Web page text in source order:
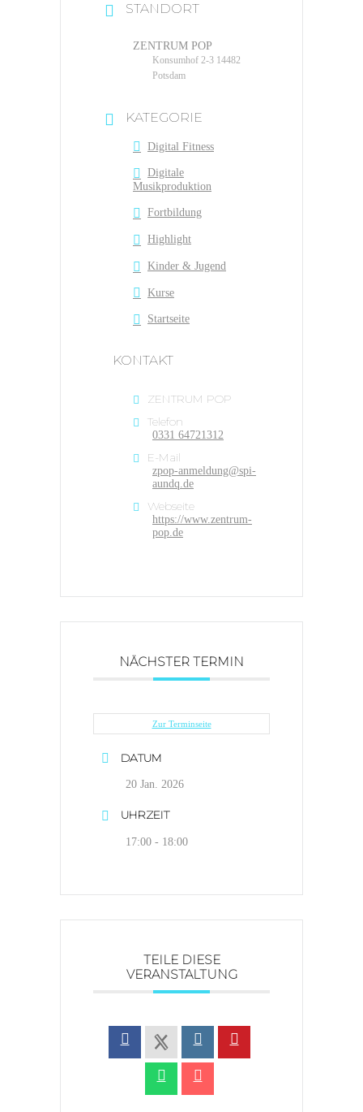
STANDORT
ZENTRUM POP
Konsumhof 2-3 14482
Potsdam
KATEGORIE
Digital Fitness
Digitale
Musikproduktion
Fortbildung
Highlight
Kinder & Jugend
Kurse
Startseite
KONTAKT
ZENTRUM POP
Telefon
0331 64721312
E-Mail
zpop-anmeldung@spi-
aundq.de
Webseite
https://www.zentrum-
pop.de
NÄCHSTER TERMIN
Zur Terminseite
DATUM
20 Jan. 2026
UHRZEIT
17:00 - 18:00
TEILE DIESE
VERANSTALTUNG